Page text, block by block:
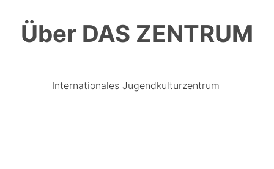
Über DAS ZENTRUM
Internationales Jugendkulturzentrum